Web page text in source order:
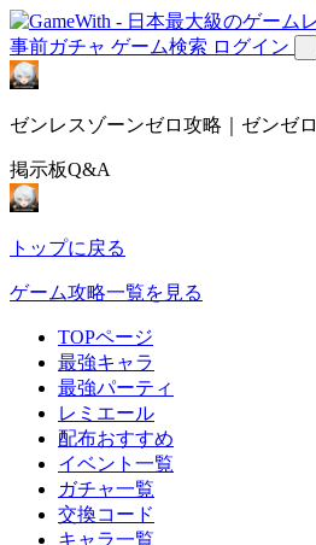
事前ガチャ ゲーム検索 ログイン
ゼンレスゾーンゼロ攻略｜ゼンゼロ
掲示板Q&A
トップに戻る
ゲーム攻略一覧を見る
TOPページ
最強キャラ
最強パーティ
レミエール
配布おすすめ
イベント一覧
ガチャ一覧
交換コード
キャラ一覧